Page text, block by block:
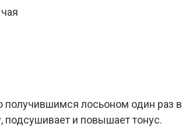
получившимся лосьоном один раз в
и повышает тонус.